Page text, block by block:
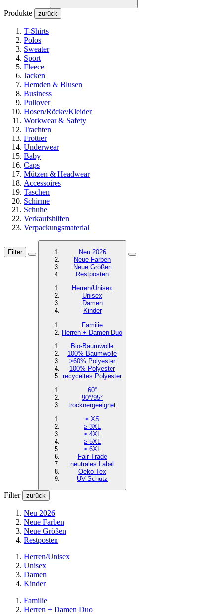
Produkte zurück
T-Shirts
Polos
Sweater
Sport
Fleece
Jacken
Hemden & Blusen
Business
Pullover
Hosen/Röcke/Kleider
Workwear & Safety
Trachten
Frottier
Underwear
Baby
Caps
Mützen & Headwear
Accessoires
Taschen
Schirme
Schuhe
Verkaufshilfen
Verpackungsmaterial
Filter
Neu 2026
Neue Farben
Neue Größen
Restposten
Herren/Unisex
Unisex
Damen
Kinder
Familie
Herren + Damen Duo
Bio-Baumwolle
100% Baumwolle
>60% Polyester
100% Polyester
recyceltes Polyester
60°
90°/95°
trocknergeeignet
≤ XS
≥ 3XL
≥ 4XL
≥ 5XL
≥ 6XL
Fair Trade
neutrales Label
Oeko-Tex
UV-Schutz
Filter zurück
Neu 2026
Neue Farben
Neue Größen
Restposten
Herren/Unisex
Unisex
Damen
Kinder
Familie
Herren + Damen Duo